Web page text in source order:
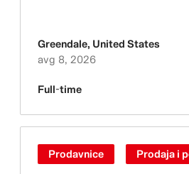
Greendale, United States
avg 8, 2026
Full-time
Prodavnice Prodaja i